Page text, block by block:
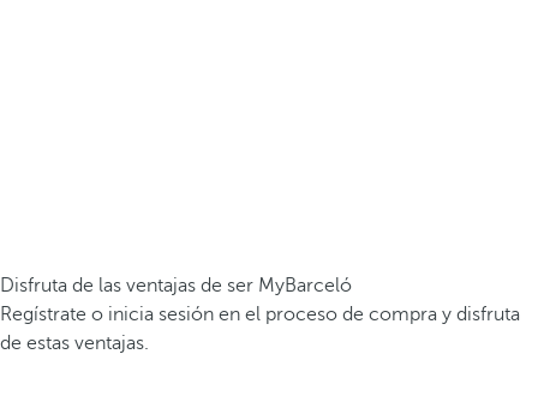
Disfruta de las ventajas de ser MyBarceló
Regístrate o inicia sesión en el proceso de compra y disfruta
de estas ventajas.